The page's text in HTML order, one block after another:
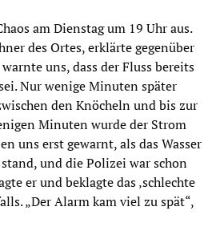
am Dienstag um 19 Uhr aus.
des Ortes, erklärte gegenüber
uns, dass der Fluss bereits
Nur wenige Minuten später
den Knöcheln und bis zur
Minuten wurde der Strom
uns erst gewarnt, als das Wasser
und die Polizei war schon
er und beklagte das ‚schlechte
„Der Alarm kam viel zu spät“,